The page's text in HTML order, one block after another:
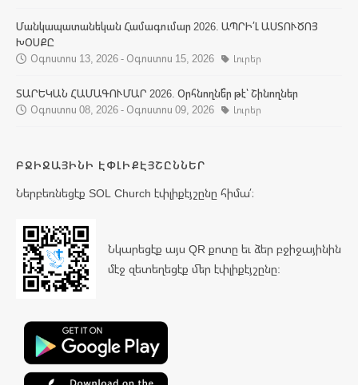
Մանկապատանեկան Համագումար 2026. ԱՊՐԻ՛Լ ԱՍՏՈՒԾՈՅ
ԽՕՍՔԸ
Օգոստոս 13, 2026 - Օգոստոս 15, 2026
Լուրեր
ՏԱՐԵԿԱՆ ՀԱՄԱԳՈՒՄԱՐ 2026. Օրհնողնե՞ր թէ՝ Շինողներ
Օգոստոս 08, 2026 - Օգոստոս 09, 2026
Լուրեր
ԲՋԻՋԱՅԻՆԻ ԷՓԼԻՔԷՅՇԸՆՆԵՐ
Ներբեռնեցէք SOL Church էփլիքէյշընը հիմա՛։
Նկարեցէք այս QR քոտը եւ ձեր բջիջայինին
մէջ զետեղեցէք մեր էփլիքէյշընը: